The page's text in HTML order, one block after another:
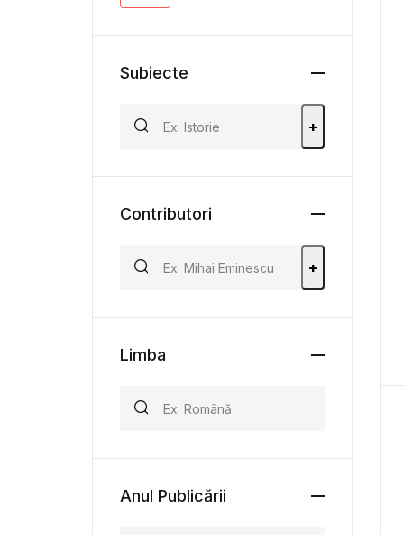
Subiecte
+
Contributori
+
Limba
Anul Publicării